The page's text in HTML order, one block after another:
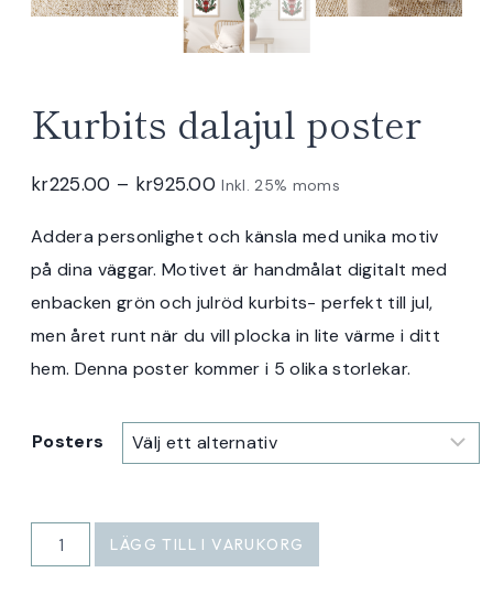
Kurbits dalajul poster
kr225.00 – kr925.00 Prisintervall:
Inkl. 25% moms
Addera personlighet och känsla med unika motiv
på dina väggar. Motivet är handmålat digitalt med
enbacken grön och julröd kurbits- perfekt till jul,
men året runt när du vill plocka in lite värme i ditt
hem. Denna poster kommer i 5 olika storlekar.
Posters
Kurbits
dalajul
LÄGG TILL I VARUKORG